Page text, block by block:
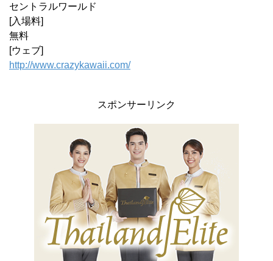
セントラルワールド
[入場料]
無料
[ウェブ]
http://www.crazykawaii.com/
スポンサーリンク